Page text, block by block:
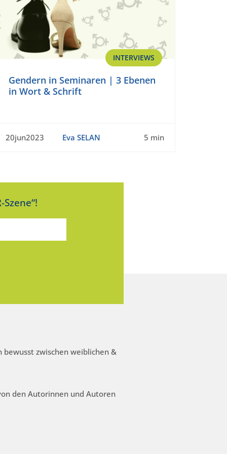
INTERVIEWS
Gendern in Seminaren | 3 Ebenen
in Wort & Schrift
20jun2023 Eva SELAN 5 min
zwischen weiblichen &
den Autorinnen und Autoren